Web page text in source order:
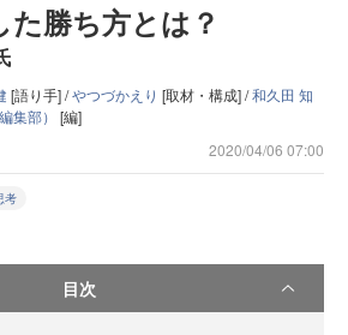
勝ち方とは？
[語り手] /やつづかえり [取材・構成] /和久田 知
集部） [編]
2020/04/06 07:00
考
目次